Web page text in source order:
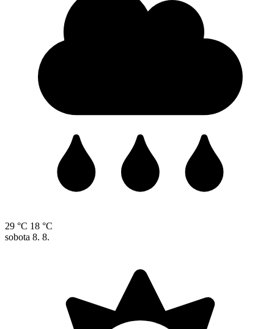
29 °C 18 °C
sobota 8. 8.